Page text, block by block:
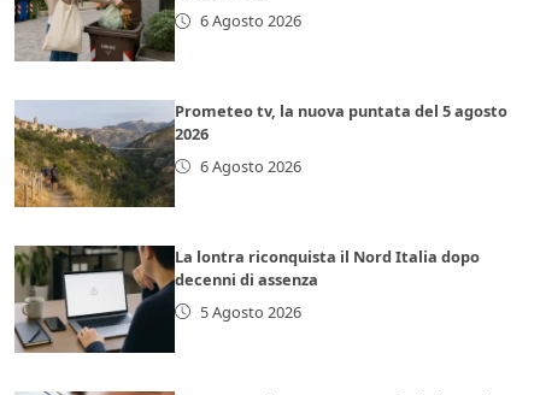
6 Agosto 2026
Prometeo tv, la nuova puntata del 5 agosto
2026
6 Agosto 2026
La lontra riconquista il Nord Italia dopo
decenni di assenza
5 Agosto 2026